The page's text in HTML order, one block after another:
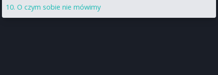
O czym sobie nie mówimy